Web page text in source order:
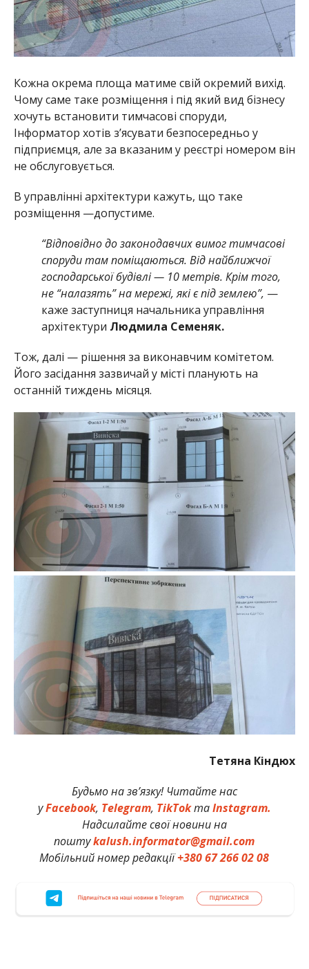
Кожна окрема площа матиме свій окремий вихід.
Чому саме таке розміщення і під який вид бізнесу
хочуть встановити тимчасові споруди,
Інформатор хотів з’ясувати безпосередньо у
підприємця, але за вказаним у реєстрі номером він
не обслуговується.
В управлінні архітектури кажуть, що таке
розміщення —допустиме.
“Відповідно до законодавчих вимог тимчасові
споруди там поміщаються. Від найближчої
господарської будівлі — 10 метрів. Крім того,
не “налазять” на мережі, які є під землею”, —
каже заступниця начальника управління
архітектури Людмила Семеняк.
Тож, далі — рішення за виконавчим комітетом.
Його засідання зазвичай у місті планують на
останній тиждень місяця.
Тетяна Кіндюх
Будьмо на зв’язку! Читайте нас
уFacebook, Telegram, TikTokтаInstagram.
Надсилайте свої новини на
поштуkalush.informator@gmail.com
Мобільний номер редакції+380 67 266 02 08